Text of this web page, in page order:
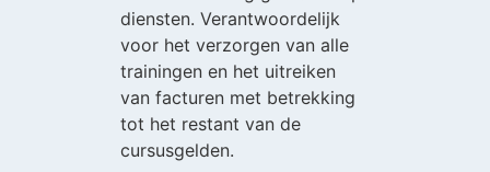
diensten. Verantwoordelijk
voor het verzorgen van alle
trainingen en het uitreiken
van facturen met betrekking
tot het restant van de
cursusgelden.